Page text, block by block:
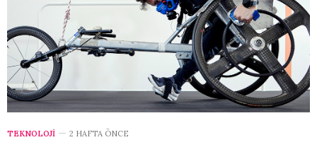
TEKNOLOJİ 2 HAFTA ÖNCE